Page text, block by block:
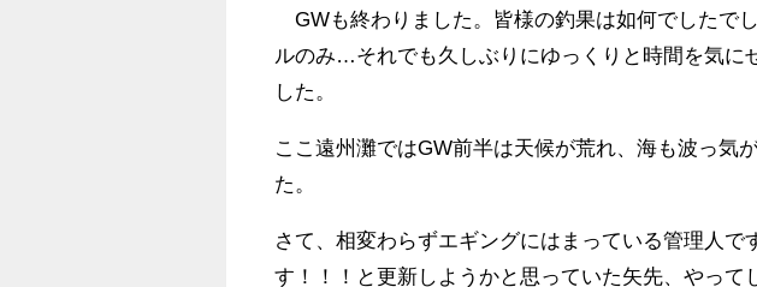
GWも終わりました。皆様の釣果は如何でしたで
ルのみ…それでも久しぶりにゆっくりと時間を気に
した。
ここ遠州灘ではGW前半は天候が荒れ、海も波っ気
た。
さて、相変わらずエギングにはまっている管理人で
す！！！と更新しようかと思っていた矢先、やって